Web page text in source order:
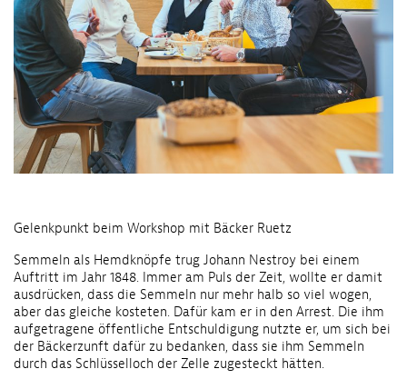
Gelenkpunkt beim Workshop mit Bäcker Ruetz
Semmeln als Hemdknöpfe trug Johann Nestroy bei einem
Auftritt im Jahr 1848. Immer am Puls der Zeit, wollte er damit
ausdrücken, dass die Semmeln nur mehr halb so viel wogen,
aber das gleiche kosteten. Dafür kam er in den Arrest. Die ihm
aufgetragene öffentliche Entschuldigung nutzte er, um sich bei
der Bäckerzunft dafür zu bedanken, dass sie ihm Semmeln
durch das Schlüsselloch der Zelle zugesteckt hätten.